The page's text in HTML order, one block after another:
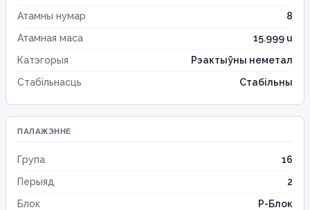
Атамны нумар
8
Атамная маса
15.999 u
Катэгорыя
Рэактыўны неметал
Стабільнасць
Стабільны
ПАЛАЖЭННЕ
Група
16
Перыяд
2
Блок
P-Блок